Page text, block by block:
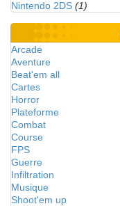
Nintendo 2DS (1)
Arcade
Aventure
Beat'em all
Cartes
Horror
Plateforme
Combat
Course
FPS
Guerre
Infiltration
Musique
Shoot'em up